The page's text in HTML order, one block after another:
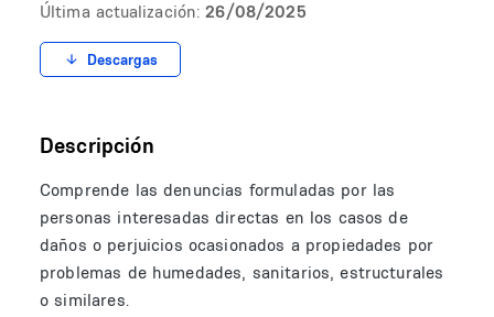
Última actualización: 26/08/2025
Descargas
Descripción
Comprende las denuncias formuladas por las
personas interesadas directas en los casos de
daños o perjuicios ocasionados a propiedades por
problemas de humedades, sanitarios, estructurales
o similares.